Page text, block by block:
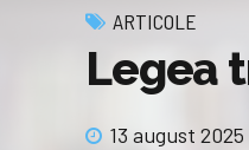
ARTICOLE
Legea
13 august 2025